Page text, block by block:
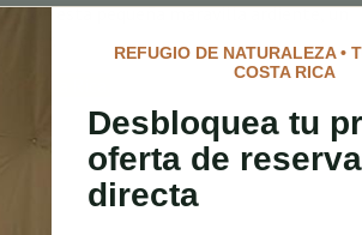
con esta pequeña maravilla ardiente, un
REFUGIO DE NATURALEZA •
COSTA RICA
Desbloquea tu
oferta de reserva
directa